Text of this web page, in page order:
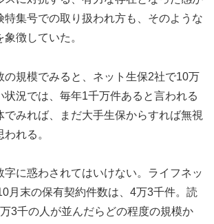
特集号での取り扱われ方も、そのような
徴していた。
の規模でみると、ネット生保2社で10万
状況では、毎年1千万件あると言われる
でみれば、まだ大手生保からすれば無視
れる。
字に惑わされてはいけない。ライフネッ
月末の保有契約件数は、4万3千件。読
3千の人が並んだらどの程度の規模か